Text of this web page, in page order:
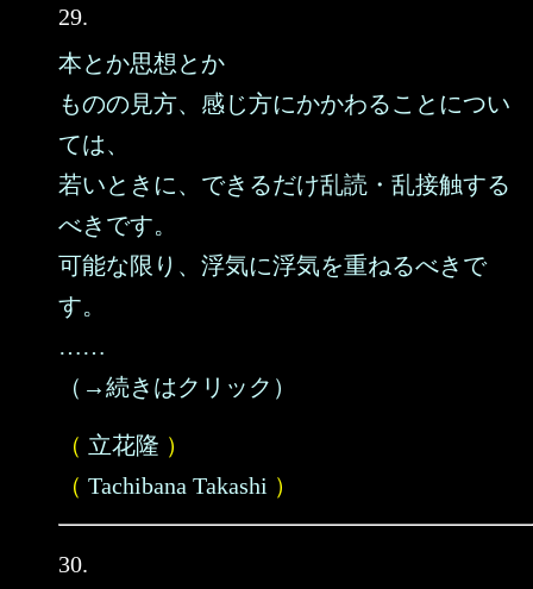
29.
本とか思想とか
ものの見方、感じ方にかかわることについ
ては、
若いときに、できるだけ乱読・乱接触する
べきです。
可能な限り、浮気に浮気を重ねるべきで
す。
……
（→続きはクリック）
（ 立花隆 ）
（ Tachibana Takashi ）
30.